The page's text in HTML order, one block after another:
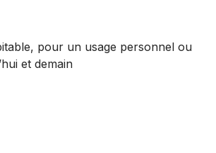
pour un usage personnel ou
et demain